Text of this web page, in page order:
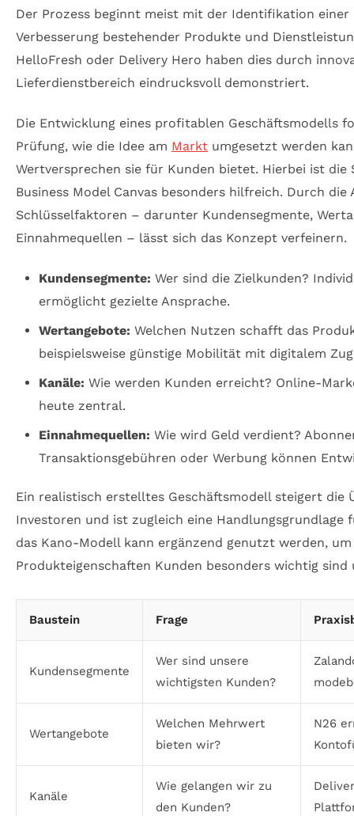
Der Prozess beginnt meist mit der Identifikation
Verbesserung bestehender Produkte und
HelloFresh oder Delivery Hero haben dies durch
Lieferdienstbereich eindrucksvoll demonstriert.
Die Entwicklung eines profitablen Geschäftsmodells
Prüfung, wie die Idee am Markt umgesetzt werden
Wertversprechen sie für Kunden bietet. Hierbei ist
Business Model Canvas besonders hilfreich. Durch die
Schlüsselfaktoren – darunter Kundensegmente,
Einnahmequellen – lässt sich das Konzept verfeinern.
Kundensegmente: Wer sind die Zielkunden?
ermöglicht gezielte Ansprache.
Wertangebote: Welchen Nutzen schafft das
beispielsweise günstige Mobilität mit digitalem
Kanäle: Wie werden Kunden erreicht? Online-
heute zentral.
Einnahmequellen: Wie wird Geld verdient?
Transaktionsgebühren oder Werbung können
Ein realistisch erstelltes Geschäftsmodell steigert die
Investoren und ist zugleich eine Handlungsgrundlage
das Kano-Modell kann ergänzend genutzt werden,
Produkteigenschaften Kunden besonders wichtig
Baustein Frage
Kundensegmente
Wer sind unsere
wichtigsten Kunden?
Wertangebote
Welchen Mehrwert
bieten wir?
N26
Kanäle
Wie gelangen wir zu
den Kunden?